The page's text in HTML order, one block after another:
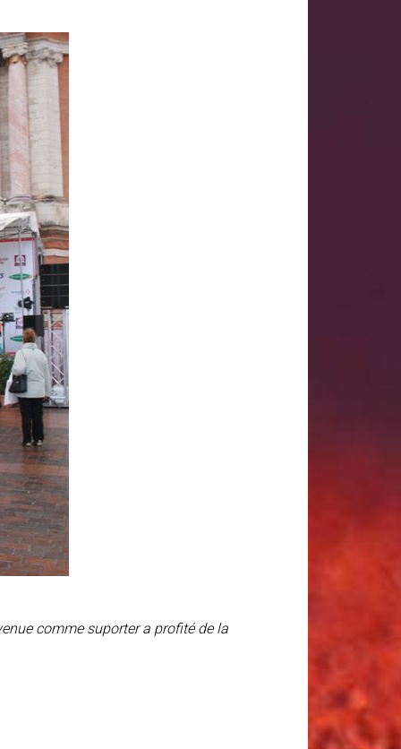
comme suporter a profité de la